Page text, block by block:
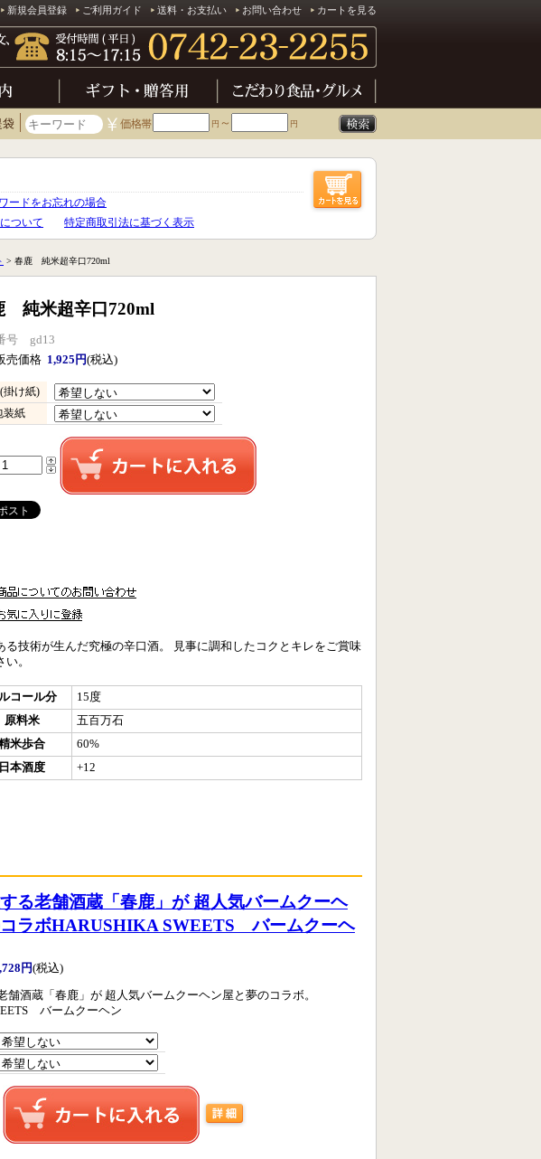
新規会員登録 ご利用ガイド 送料・お支払い お問い合わせ カートを見る
袋 円 ～ 円
ードをお忘れの場合
ついて 特定商取引法に基づく表示
> 春鹿 純米超辛口720ml
純米超辛口720ml
号 gd13
売価格 1,925円(税込)
掛け紙)
装紙
る技術が生んだ究極の辛口酒。 見事に調和したコクとキレをご賞味
い。
コール分
15度
原料米
五百万石
米歩合
60%
日本酒度
+12
る老舗酒蔵「春鹿」が 超人気バームクーヘ
ラボHARUSHIKA SWEETS バームクーヘ
円(税込)
舗酒蔵「春鹿」が 超人気バームクーヘン屋と夢のコラボ。
バームクーヘン